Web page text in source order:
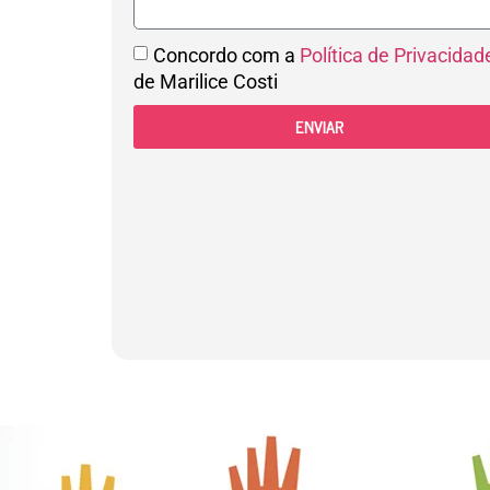
Concordo com a Política de
de Marilice Costi
ENVIAR